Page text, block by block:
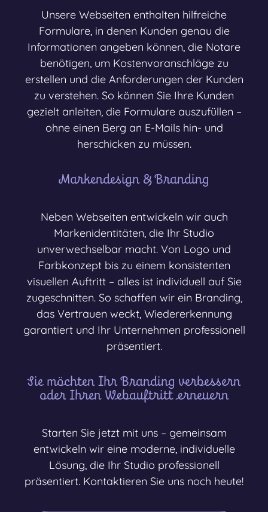
Unsere Webseiten enthalten hilfreiche
Formulare, in denen Kunden genau die
Informationen angeben können, die Notare
benötigen, um Kostenvoranschläge zu
erstellen und die Anforderungen der Kunden
zu verstehen. So können Sie Ihre Kunden
gezielt anleiten, die Formulare auszufüllen –
ohne einen Berg an E-Mails hin- und
herschicken zu müssen.
Markendesign & Branding
Neben Webseiten entwickeln wir auch
Markenidentitäten, die Ihr Studio
unverwechselbar macht. Von Logo und
Farbkonzept bis zu einem konsistenten
visuellen Auftritt – alles ist individuell auf Sie
zugeschnitten. So schaffen wir ein Branding,
das Vertrauen weckt, Wiedererkennung
garantiert und Ihr Unternehmen professionell
präsentiert.
Sie möchten Ihr Branding verbessern
oder Ihren Webauftritt erneuern
Starten Sie jetzt mit uns – gemeinsam
entwickeln wir eine moderne, individuelle
Lösung, die Ihr Studio professionell
präsentiert. Kontaktieren Sie uns noch heute!